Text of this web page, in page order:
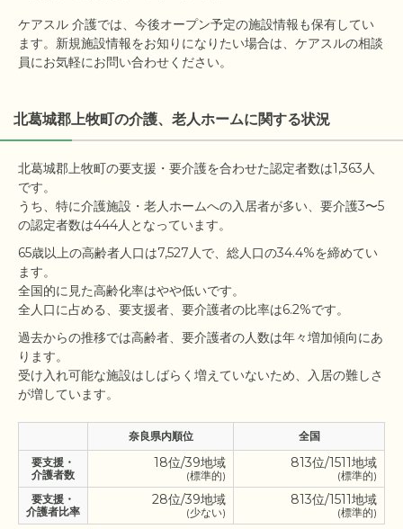
ケアスル 介護では、今後オープン予定の施設情報も保有してい
ます。新規施設情報をお知りになりたい場合は、ケアスルの相談
員にお気軽にお問い合わせください。
北葛城郡上牧町の介護、老人ホームに関する状況
北葛城郡上牧町の要支援・要介護を合わせた認定者数は1,363人
です。
うち、特に介護施設・老人ホームへの入居者が多い、要介護3〜5
65歳以上の高齢者人口は7,527人で、総人口の34.4%を締めてい
ます。
全国的に見た高齢化率はやや低いです。
過去からの推移では高齢者、要介護者の人数は年々増加傾向にあ
ります。
受け入れ可能な施設はしばらく増えていないため、入居の難しさ
奈良県内順位
全国
要支援・
介護者数
18位/39地域
(標準的)
813位/1511地域
(標準的)
要支援・
介護者比率
28位/39地域
(少ない)
813位/1511地域
(標準的)